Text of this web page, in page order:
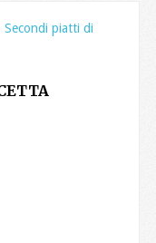
Secondi piatti di